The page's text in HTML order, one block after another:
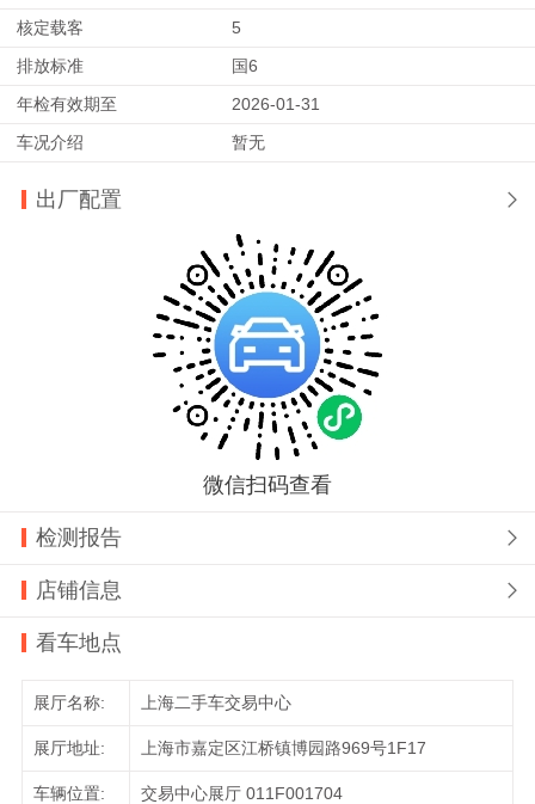
核定载客
5
排放标准
国6
年检有效期至
2026-01-31
车况介绍
暂无
出厂配置 
微信扫码查看
检测报告 
店铺信息 
看车地点
展厅名称: 上海二手车交易中心
展厅地址: 上海市嘉定区江桥镇博园路969号1F17
车辆位置: 交易中心展厅 011F001704